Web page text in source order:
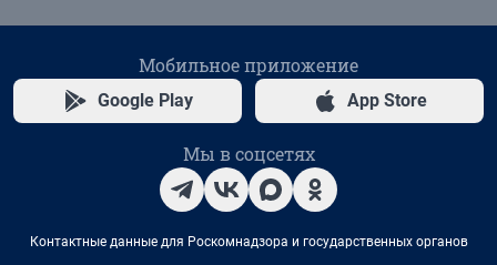
Мобильное приложение
Google Play App Store
Мы в соцсетях
Контактные данные для Роскомнадзора и государственных органов